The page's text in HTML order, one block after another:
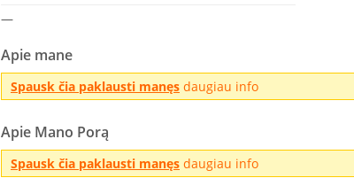
—
Apie mane
Spausk čia paklausti manęs daugiau info
Apie Mano Porą
Spausk čia paklausti manęs daugiau info